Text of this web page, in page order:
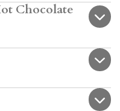
Chocolate